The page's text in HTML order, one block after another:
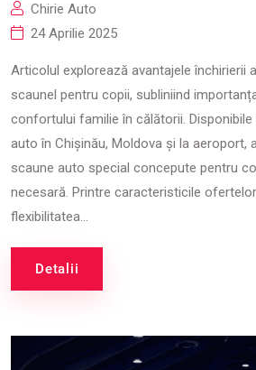
Chirie Auto
24 Aprilie 2025
Articolul explorează avantajele închirierii
scaunel pentru copii, subliniind
confortului familie în călătorii. Disponibile
auto în Chișinău, Moldova și la aeroport,
scaune auto special concepute pentru
necesară. Printre caracteristicile
flexibilitatea...
Detalii